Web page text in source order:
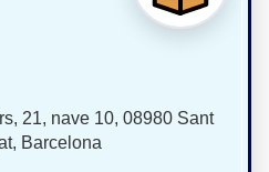
21, nave 10, 08980 Sant
Barcelona